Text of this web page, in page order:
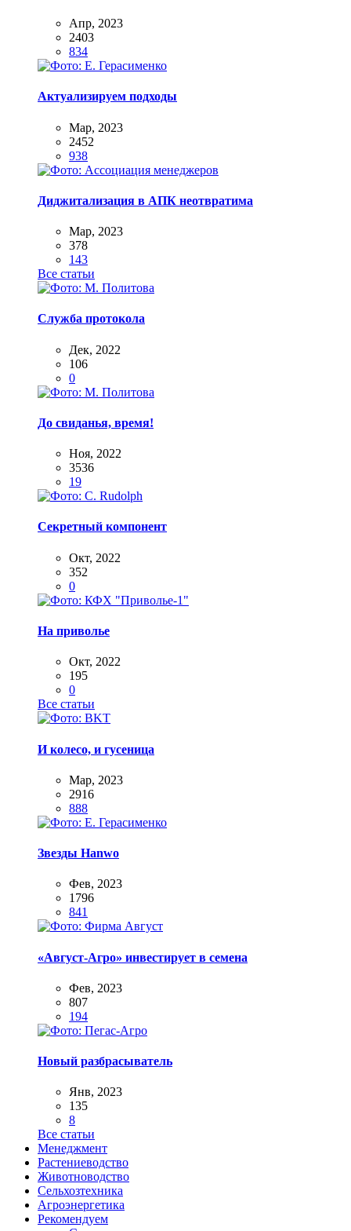
Апр, 2023
2403
834
Актуализируем подходы
Мар, 2023
2452
938
Диджитализация в АПК неотвратима
Мар, 2023
378
143
Все статьи
Служба протокола
Дек, 2022
106
0
До свиданья, время!
Ноя, 2022
3536
19
Секретный компонент
Окт, 2022
352
0
На приволье
Окт, 2022
195
0
Все статьи
И колесо, и гусеница
Мар, 2023
2916
888
Звезды Hanwo
Фев, 2023
1796
841
«Август-Агро» инвестирует в семена
Фев, 2023
807
194
Новый разбрасыватель
Янв, 2023
135
8
Все статьи
Менеджмент
Растениеводство
Животноводство
Сельхозтехника
Агроэнергетика
Рекомендуем